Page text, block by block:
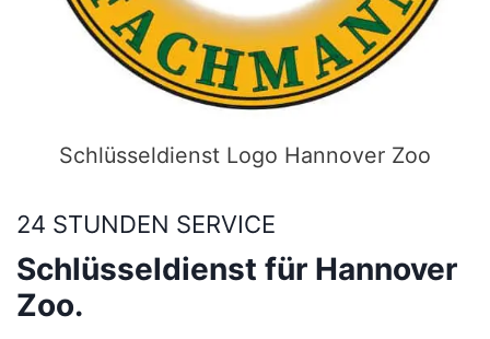
Schlüsseldienst Logo Hannover Zoo
24 STUNDEN SERVICE
Schlüsseldienst für Hannover
Zoo.